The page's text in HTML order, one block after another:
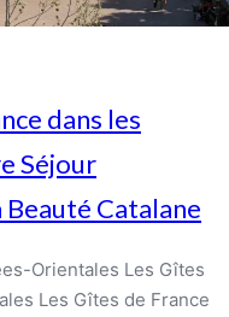
dans les
Séjour
Catalane
Orientales Les Gîtes
Les Gîtes de France